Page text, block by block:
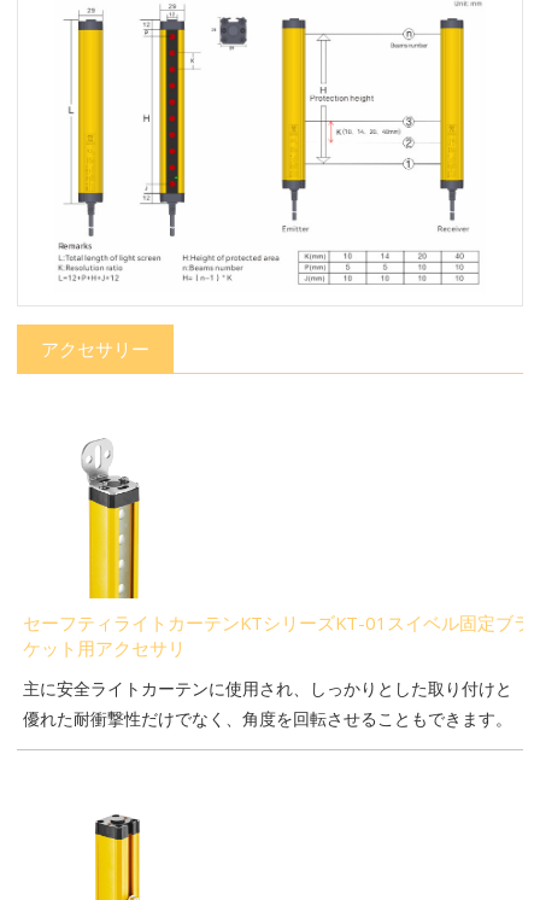
アクセサリー
セーフティライトカーテンKTシリーズKT-01スイベル固定ブラ
ケット用アクセサリ
主に安全ライトカーテンに使用され、しっかりとした取り付けと
優れた耐衝撃性だけでなく、角度を回転させることもできます。